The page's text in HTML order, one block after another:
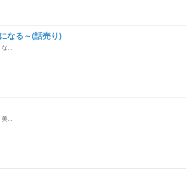
なる～(話売り)
...
...